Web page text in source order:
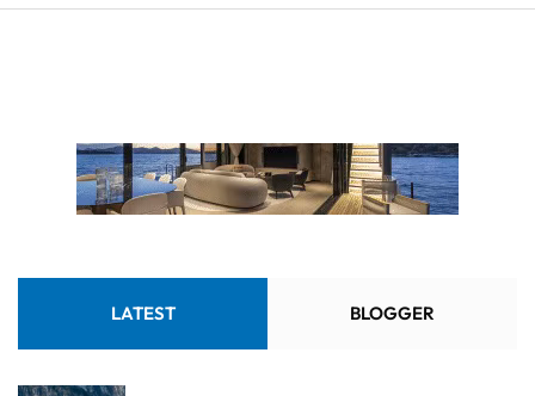
LATEST BLOGGER